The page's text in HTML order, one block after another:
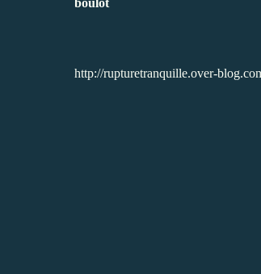
http://rupturetranquille.over-